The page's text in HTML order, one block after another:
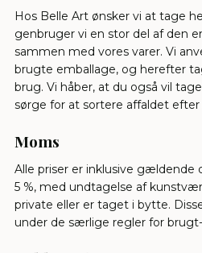
Hos Belle Art ønsker vi at tage
genbruger vi en stor del af den
sammen med vores varer. Vi
brugte emballage, og herefter
brug. Vi håber, at du også vil
sørge for at sortere affaldet efter
Moms
Alle priser er inklusive gældende
5 %, med undtagelse af
private eller er taget i bytte.
under de særlige regler for